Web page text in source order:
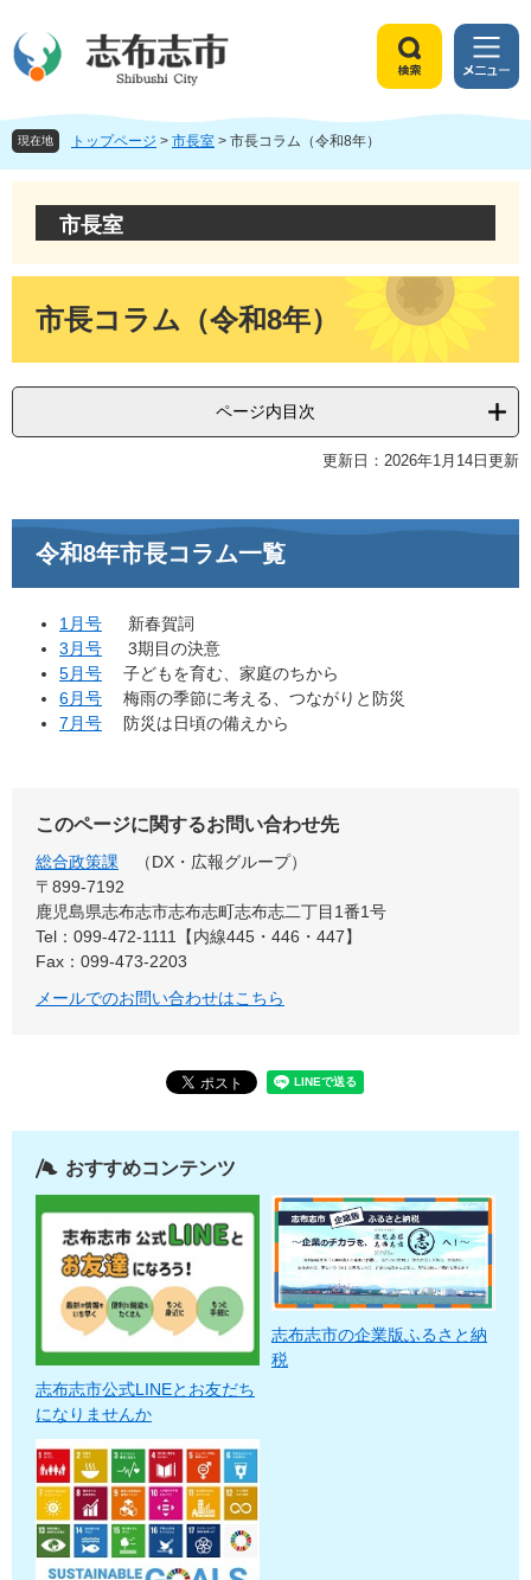
ジ
頭
す
ュ
飛
し
文
索
メ
ニ
ュ
現在地 トップページ > 市長室 > 市長コラム（令和8年）
市長室
市長コラム（令和8年）
ページ内目次
更新日：2026年1月14日更新
令和8年市長コラム一覧
1月号 新春賀詞
3月号 3期目の決意
5月号 子どもを育む、家庭のちから
6月号 梅雨の季節に考える、つながりと防災
7月号 防災は日頃の備えから
このページに関するお問い合わせ先
総合政策課
DX・広報グループ
〒899‐7192
鹿児島県志布志市志布志町志布志二丁目1番1号
Tel：099-472-1111【内線445・446・447】
Fax：099-473-2203
メールでのお問い合わせはこちら
おすすめコンテンツ
志布志市公式LINEとお友だち
になりませんか
志布志市の企業版ふるさと納
税